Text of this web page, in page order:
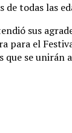
todas las
sus
para el
se unirán